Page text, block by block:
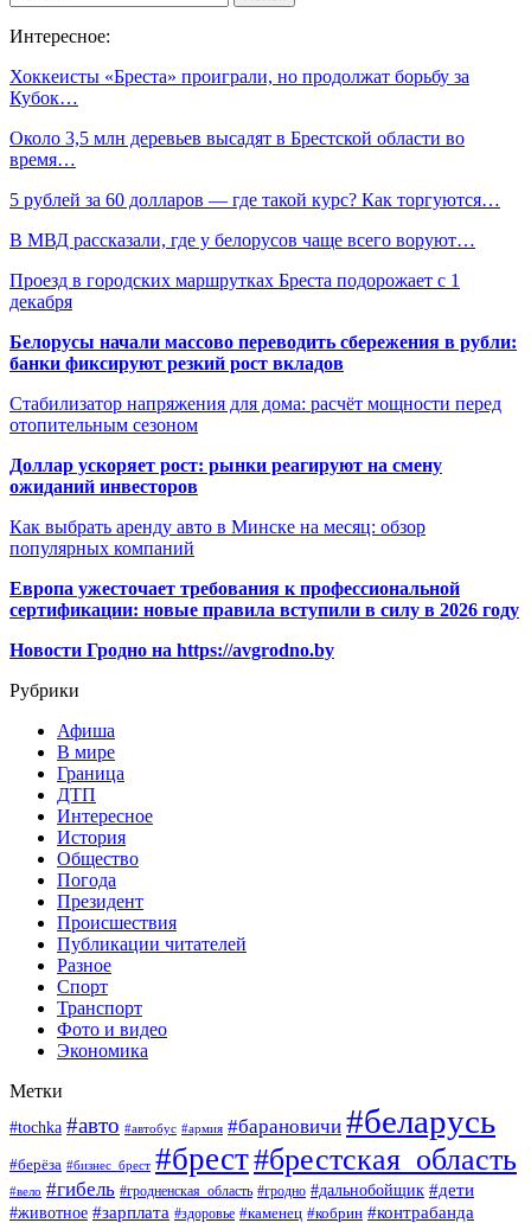
Интересное:
Хоккеисты «Бреста» проиграли, но продолжат борьбу за
Кубок…
Около 3,5 млн деревьев высадят в Брестской области во
время…
5 рублей за 60 долларов — где такой курс? Как торгуются…
В МВД рассказали, где у белорусов чаще всего воруют…
Проезд в городских маршрутках Бреста подорожает с 1
декабря
Белорусы начали массово переводить сбережения в рубли:
банки фиксируют резкий рост вкладов
Стабилизатор напряжения для дома: расчёт мощности перед
отопительным сезоном
Доллар ускоряет рост: рынки реагируют на смену
ожиданий инвесторов
Как выбрать аренду авто в Минске на месяц: обзор
популярных компаний
Европа ужесточает требования к профессиональной
сертификации: новые правила вступили в силу в 2026 году
Новости Гродно на https://avgrodno.by
Рубрики
Афиша
В мире
Граница
ДТП
Интересное
История
Общество
Погода
Президент
Происшествия
Публикации читателей
Разное
Спорт
Транспорт
Фото и видео
Экономика
Метки
#tochka #авто #автобус #армия #барановичи #беларусь
#берёза #бизнес_брест #брест#брестская_область
#вело #гибель #гродненская_область #гродно #дальнобойщик #дети
#животное #зарплата #здоровье #каменец #кобрин #контрабанда